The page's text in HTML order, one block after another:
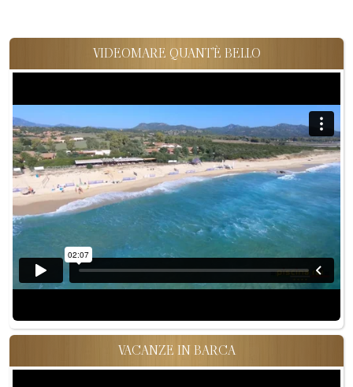
VIDEOMARE QUANT'È BELLO
VACANZE IN BARCA